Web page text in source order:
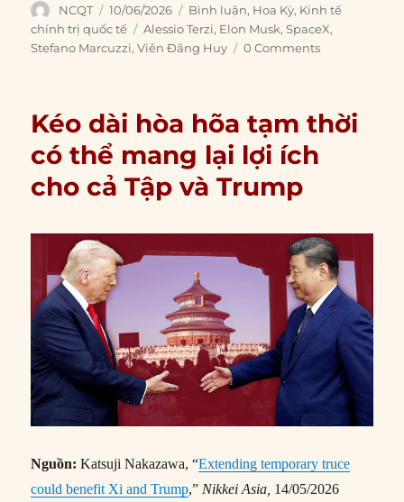
Author
NCQT
Posted
on
10/06/2026 Categories
Bình luận, Hoa Kỳ, Kinh tế
chính trị quốc tế
Tags
Alessio Terzi, Elon Musk,SpaceX,
Stefano Marcuzzi,Viên Đăng Huy 0 Comments
Kéo dài hòa hõa tạm thời
có thể mang lại lợi ích
cho cả Tập và Trump
Nguồn: Katsuji Nakazawa, “Extending temporary truce
could benefit Xi and Trump,” Nikkei Asia, 14/05/2026